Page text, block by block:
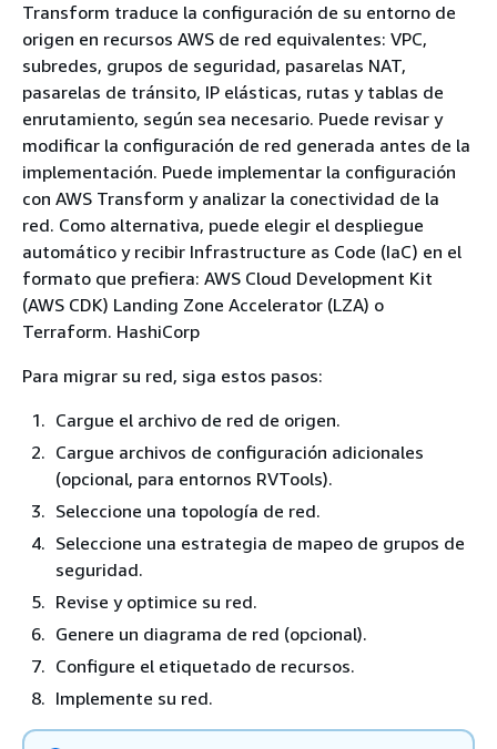
Transform traduce la configuración de su entorno de
origen en recursos AWS de red equivalentes: VPC,
subredes, grupos de seguridad, pasarelas NAT,
pasarelas de tránsito, IP elásticas, rutas y tablas de
enrutamiento, según sea necesario. Puede revisar y
modificar la configuración de red generada antes de la
implementación. Puede implementar la configuración
con AWS Transform y analizar la conectividad de la
red. Como alternativa, puede elegir el despliegue
automático y recibir Infrastructure as Code (IaC) en el
formato que prefiera: AWS Cloud Development Kit
(AWS CDK) Landing Zone Accelerator (LZA) o
Terraform. HashiCorp
Para migrar su red, siga estos pasos:
Cargue el archivo de red de origen.
Cargue archivos de configuración adicionales
(opcional, para entornos RVTools).
Seleccione una topología de red.
Seleccione una estrategia de mapeo de grupos de
seguridad.
Revise y optimice su red.
Genere un diagrama de red (opcional).
Configure el etiquetado de recursos.
Implemente su red.